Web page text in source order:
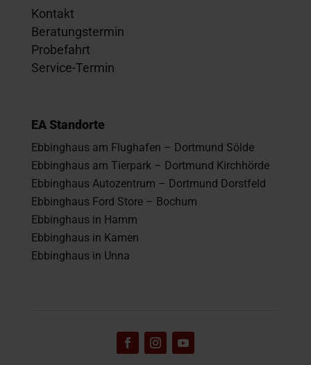
Kontakt
Beratungstermin
Probefahrt
Service-Termin
EA Standorte
Ebbinghaus am Flughafen – Dortmund Sölde
Ebbinghaus am Tierpark – Dortmund Kirchhörde
Ebbinghaus Autozentrum – Dortmund Dorstfeld
Ebbinghaus Ford Store – Bochum
Ebbinghaus in Hamm
Ebbinghaus in Kamen
Ebbinghaus in Unna